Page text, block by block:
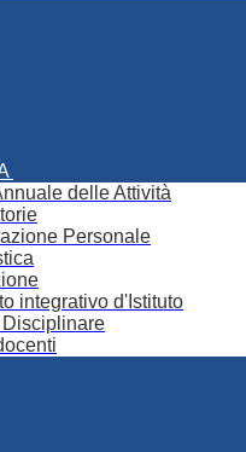
delle Attività
Personale
integrativo d'Istituto